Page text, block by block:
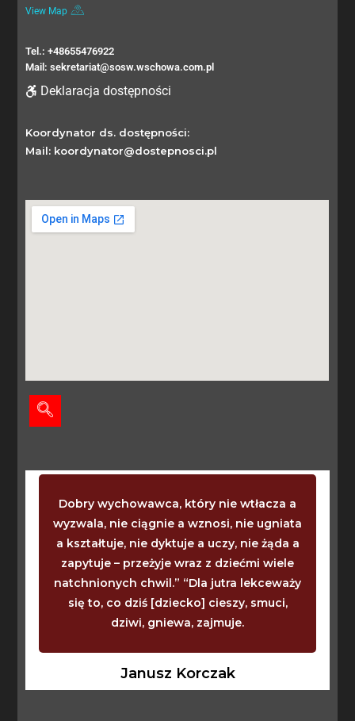
View Map
Tel.: +48655476922
Mail: sekretariat@sosw.wschowa.com.pl
Deklaracja dostępności
Koordynator ds. dostępności:
Mail: koordynator@dostepnosci.pl
Dobry wychowawca, który nie wtłacza a
wyzwala, nie ciągnie a wznosi, nie ugniata
a kształtuje, nie dyktuje a uczy, nie żąda a
zapytuje – przeżyje wraz z dziećmi wiele
natchnionych chwil.” “Dla jutra lekceważy
się to, co dziś [dziecko] cieszy, smuci,
dziwi, gniewa, zajmuje.
Janusz Korczak